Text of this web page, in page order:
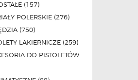
(157)
POLERSKIE (276)
(750)
LAKIERNICZE (259)
DO PISTOLETÓW